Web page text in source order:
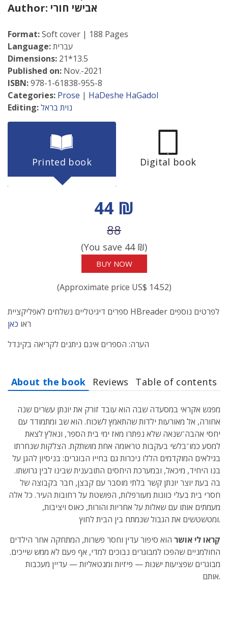
Author: אבישי חורי
Format:Soft cover | 188 Pages
Language:עברית
Dimensions: 21*13.5
Published on: Nov.-2021
ISBN:978-1-61838-955-8
Categories: Prose | HaDeshe HaGadol
Editing:נוית בראל
Printed book Digital book
Discount price
44 ₪
Price before discount
88
(You save 44₪)
BUY NOW
(Approximate price US$ 14.52)
ספרים דיגיטליים נשלחים לאפליקציית HBreader לפרטים נוספים
ראו כאן
הערה: הספרים אינם ניתנים לקריאה בקינדל
About the book Reviews Table of contents
מפגש אקראי במסעדה שבה הוא עובד זורק את יונתן עשרים שנה
אחורה, אל מאורעות ילדות שהתאמץ לשכוח. הוא שב ומתמודד עם
יחסי אהבה־שנאה שלא נפתרו מאז ימי בית הספר, ונאלץ לצאת
למסע כמו־בלשי בעקבות טראומה אחת מושתקת. הצלקות שנחרתו
בגילאים המוקדמים הללו ניכרות גם בחייו הבוגרים: בניסיון להגן על
בנו היחיד, מיכאל, ובמערכת היחסים התובענית שבינו לבין גרושתו.
בה בעת יוצר יונתן קשר בלתי מוסבר עם קבצן, חבר בקבוצה של
חסרי בית בעלי כוונות מעורפלות, הפושטת על רחובות העיר. כל אלה
מעמתים אותו עם שאלות על אחריות והורות, כאוס ויציבות,
ומטשטשים את הגבול שנמתח בין הבית לחוץ.
קָראו לי אושר הוא סיפור עדין וחסר פשרות, המתחקה אחר הילדים
החולמניים שהפכו למבוגרים נבוכים למדי, אף פעם לא ממש שייכים.
מבוגרים שפציעות ישנות — פיזיות ומנטאליות — עדיין מעכבות
אותם.